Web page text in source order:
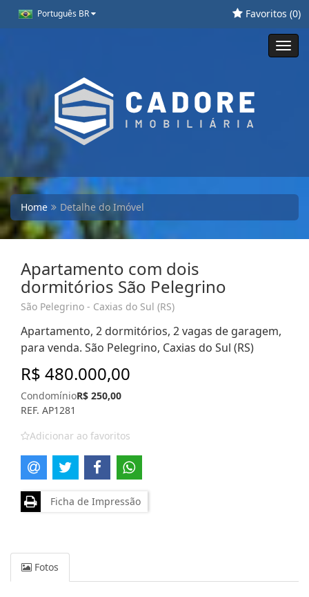
Português BR Favoritos (0)
Home Detalhe do Imóvel
Apartamento com dois
dormitórios São Pelegrino
São Pelegrino - Caxias do Sul (RS)
Apartamento, 2 dormitórios, 2 vagas de garagem,
para venda. São Pelegrino, Caxias do Sul (RS)
R$ 480.000,00
CondomínioR$ 250,00
REF. AP1281
Adicionar ao favoritos
Ficha de Impressão
Fotos